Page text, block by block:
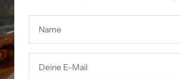
Name
Deine E-Mail